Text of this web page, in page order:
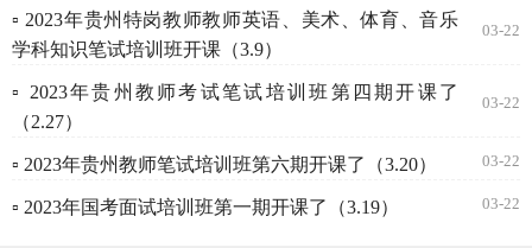
▫ 2023年贵州特岗教师教师英语、美术、体育、音乐
学科知识笔试培训班开课（3.9）
03-22
▫ 2023年贵州教师考试笔试培训班第四期开课了
（2.27）
03-22
▫ 2023年贵州教师笔试培训班第六期开课了（3.20） 03-22
▫ 2023年国考面试培训班第一期开课了（3.19） 03-22